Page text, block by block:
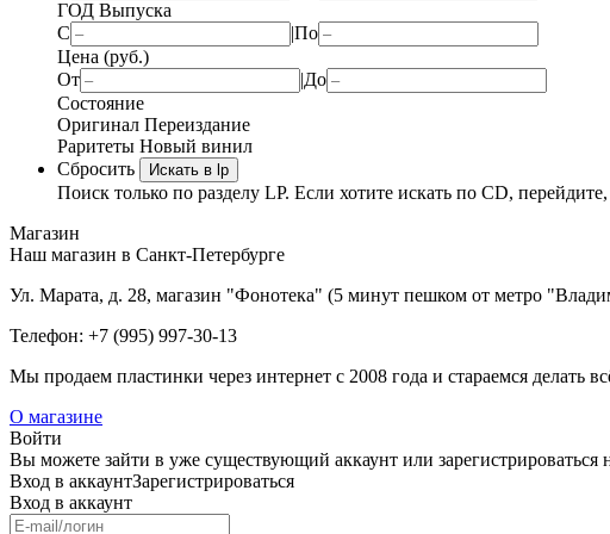
ГОД Выпуска
С
|По
Цена (руб.)
От
|До
Состояние
Оригинал Переиздание
Раритеты Новый винил
Сбросить
Искать в lp
Поиск только по разделу LP. Если хотите искать по CD,
Магазин
Наш магазин в Санкт-Петербурге
Ул. Марата, д. 28, магазин "Фонотека" (5 минут пешком от метро
Телефон: +7 (995) 997-30-13
Мы продаем пластинки через интернет c 2008 года и стараемся делать
О магазине
Войти
Вы можете зайти в уже существующий аккаунт или зарегистрироваться
Вход в аккаунтЗарегистрироваться
Вход в аккаунт